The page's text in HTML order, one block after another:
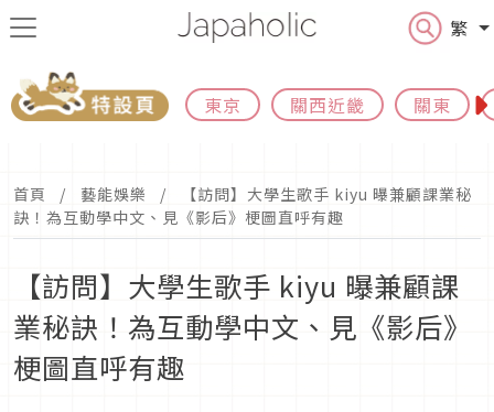
繁
東京 關西近畿 關東
首頁 藝能娛樂
【訪問】大學生歌手 kiyu 曝兼顧課業秘
訣！為互動學中文、見《影后》梗圖直呼有趣
【訪問】大學生歌手 kiyu 曝兼顧課
業秘訣！為互動學中文、見《影后》
梗圖直呼有趣